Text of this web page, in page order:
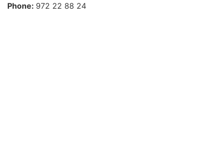
Phone: 972 22 88 24